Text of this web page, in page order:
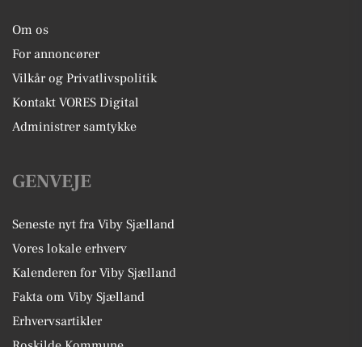
Om os
For annoncører
Vilkår og Privatlivspolitik
Kontakt VORES Digital
Administrer samtykke
GENVEJE
Seneste nyt fra Viby Sjælland
Vores lokale erhverv
Kalenderen for Viby Sjælland
Fakta om Viby Sjælland
Erhvervsartikler